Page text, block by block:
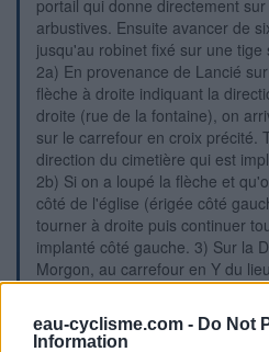
eau-cyclisme.com - Do Not
Information
portail qui donne directement
arbustives. Ensuite avancer de
jusqu'au robinet fixé sur une
2a) En provenance de Lancié
flèche à droite indiquant la
droite (rue de la fontaine), on
sur le carrefour en croix précité.
direction du cimetière qui est
2b) Si on a loupé la flèche et
côté de l'église (érigée côté
tourner à droite puis continuer
implanté côté gauche. 3) Sur la
Morgon, au carrefour en Y du
le panneau marine est parallèle
en direction du centre du village
interdiction aux plus de 3t5). Le